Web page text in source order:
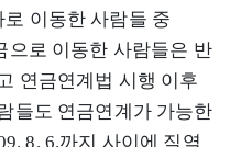
이동한 사람들 중
으로 이동한 사람들은 반
연금연계법 시행 이후
들도 연금연계가 가능한
8. 6.까지 사이에 직역